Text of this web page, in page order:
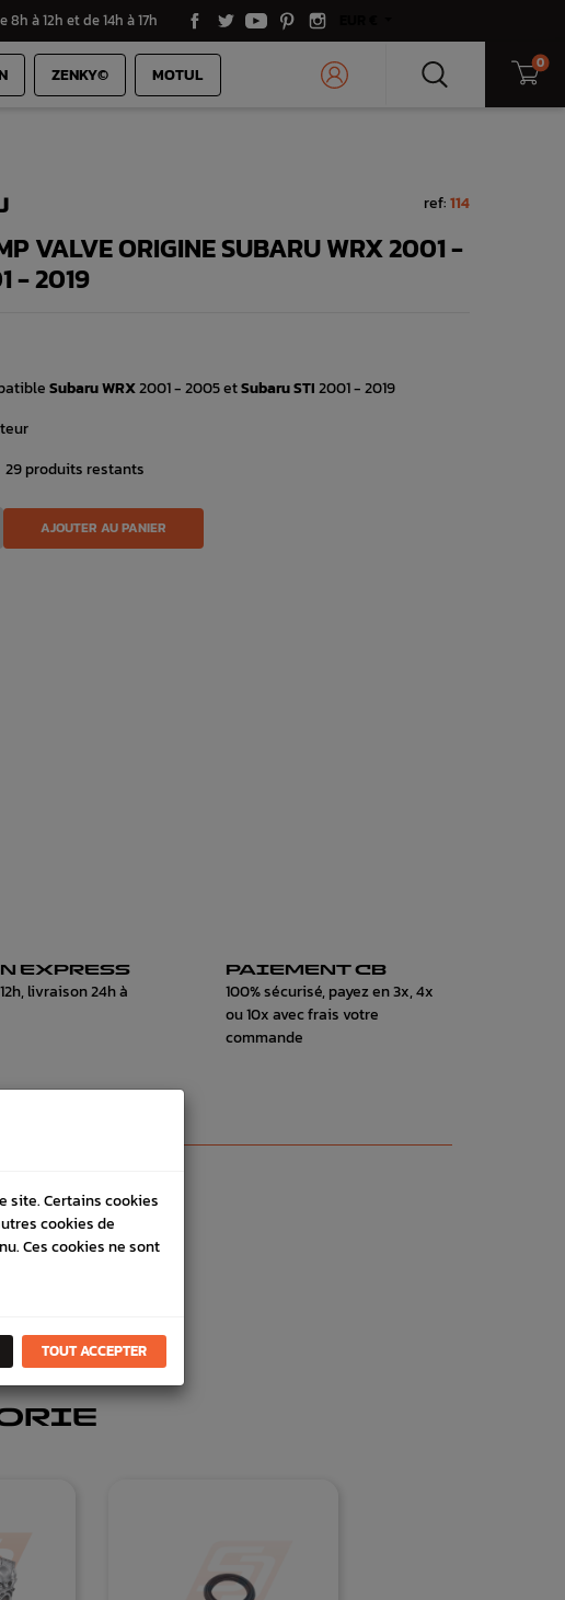
à 12h et de 14h à 17h
ZENKY© MOTUL 0
ref:114
VALVE ORIGINE SUBARU WRX 2001 -
- 2019
Subaru WRX2001 - 2005 etSubaru STI2001 - 2019
29 produits restants
AJOUTER AU PANIER
EXPRESS
livraison 24h à
PAIEMENT CB
100% sécurisé, payez en 3x, 4x
ou 10x avec frais votre
commande
site. Certains cookies
cookies de
Ces cookies ne sont
TOUT ACCEPTER